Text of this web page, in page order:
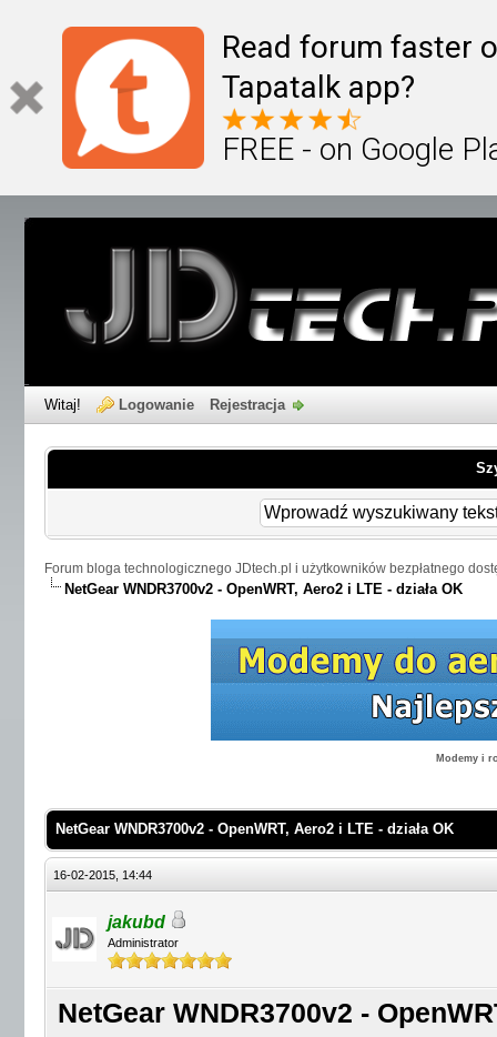
Read forum faster
Tapatalk app?
FREE - on Google
Witaj! Logowanie Rejestracja
Forum bloga technologicznego JDtech.pl i użytkowników bezpłatnego
NetGear WNDR3700v2 - OpenWRT, Aero2 i LTE - działa OK
Modemy i
NetGear WNDR3700v2 - OpenWRT, Aero2 i LTE - działa OK
16-02-2015, 14:44
jakubd
Administrator
NetGear WNDR3700v2 -